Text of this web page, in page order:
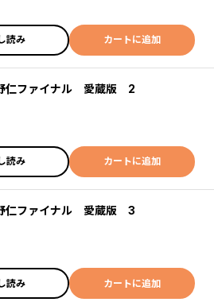
読み カートに追加
仁ファイナル 愛蔵版 2
読み カートに追加
仁ファイナル 愛蔵版 3
読み カートに追加